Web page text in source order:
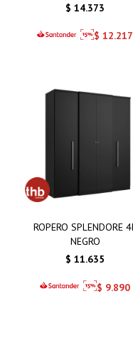
$ 14.373
$ 12.217
ROPERO SPLENDORE
NEGRO
$ 11.635
$ 9.890